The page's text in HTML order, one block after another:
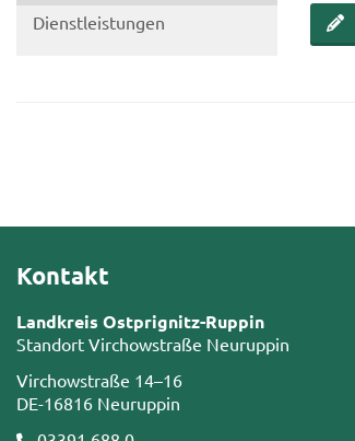
Dienst­leis­tun­gen
Kontakt
Landkreis Ostprignitz-Ruppin
Standort Virchowstraße Neuruppin
Virchowstraße 14–16
DE-16816 Neuruppin